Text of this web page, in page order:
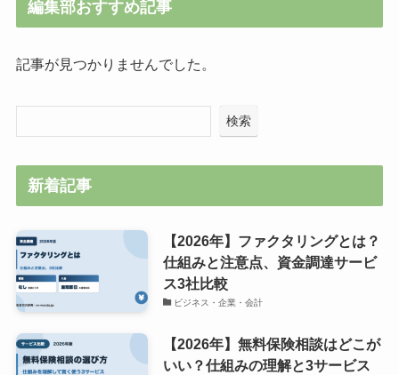
編集部おすすめ記事
記事が見つかりませんでした。
検索
新着記事
【2026年】ファクタリングとは？
仕組みと注意点、資金調達サービ
ス3社比較
ビジネス・企業・会計
【2026年】無料保険相談はどこが
いい？仕組みの理解と3サービス